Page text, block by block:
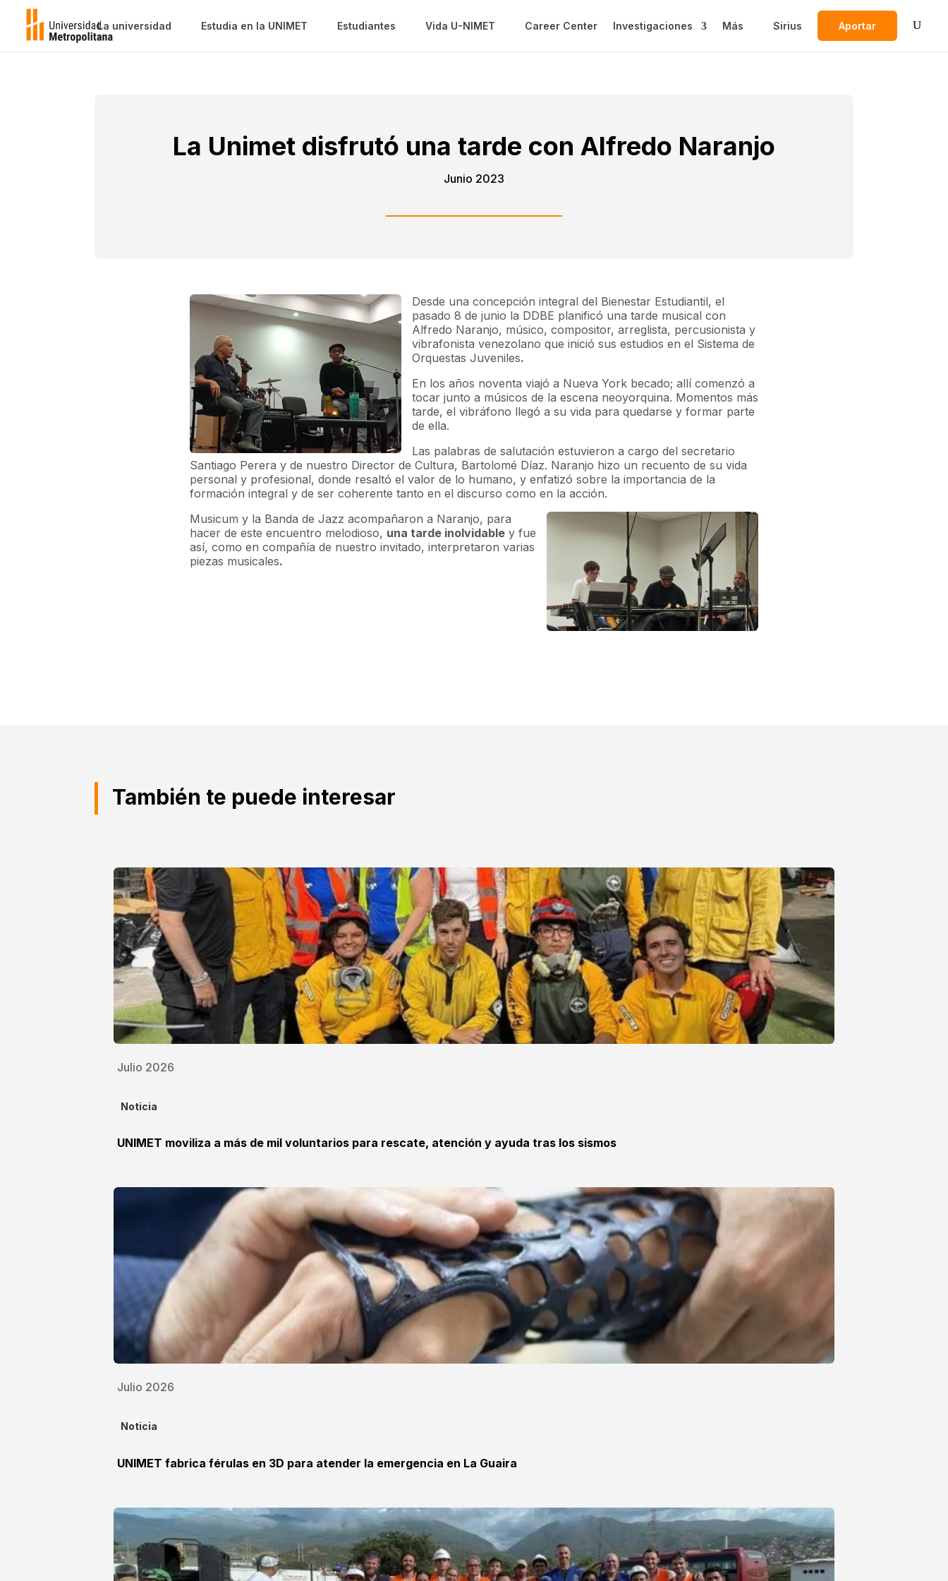
La universidad Estudia en la UNIMET Estudiantes Vida U-NIMET Career Center Investigaciones Más Sirius Aportar
La Unimet disfrutó una tarde con Alfredo Naranjo
Junio 2023
Desde una concepción integral del Bienestar Estudiantil, el
pasado 8 de junio la DDBE planificó una tarde musical con
Alfredo Naranjo, músico, compositor, arreglista, percusionista y
vibrafonista venezolano que inició sus estudios en el Sistema de
Orquestas Juveniles.
En los años noventa viajó a Nueva York becado; allí comenzó a
tocar junto a músicos de la escena neoyorquina. Momentos más
tarde, el vibráfono llegó a su vida para quedarse y formar parte
de ella.
Las palabras de salutación estuvieron a cargo del secretario
Santiago Perera y de nuestro Director de Cultura, Bartolomé Díaz. Naranjo hizo un recuento de su vida
personal y profesional, donde resaltó el valor de lo humano, y enfatizó sobre la importancia de la
formación integral y de ser coherente tanto en el discurso como en la acción.
Musicum y la Banda de Jazz acompañaron a Naranjo, para
hacer de este encuentro melodioso, una tarde inolvidabley fue
así, como en compañía de nuestro invitado, interpretaron varias
piezas musicales.
También te puede interesar
Julio 2026
Noticia
UNIMET moviliza a más de mil voluntarios para rescate, atención y ayuda tras los sismos
Julio 2026
Noticia
UNIMET fabrica férulas en 3D para atender la emergencia en La Guaira